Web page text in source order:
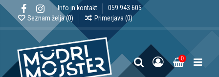
Info in kontakt
059 943 605
Seznam želja (0) Primerjava (0)
0